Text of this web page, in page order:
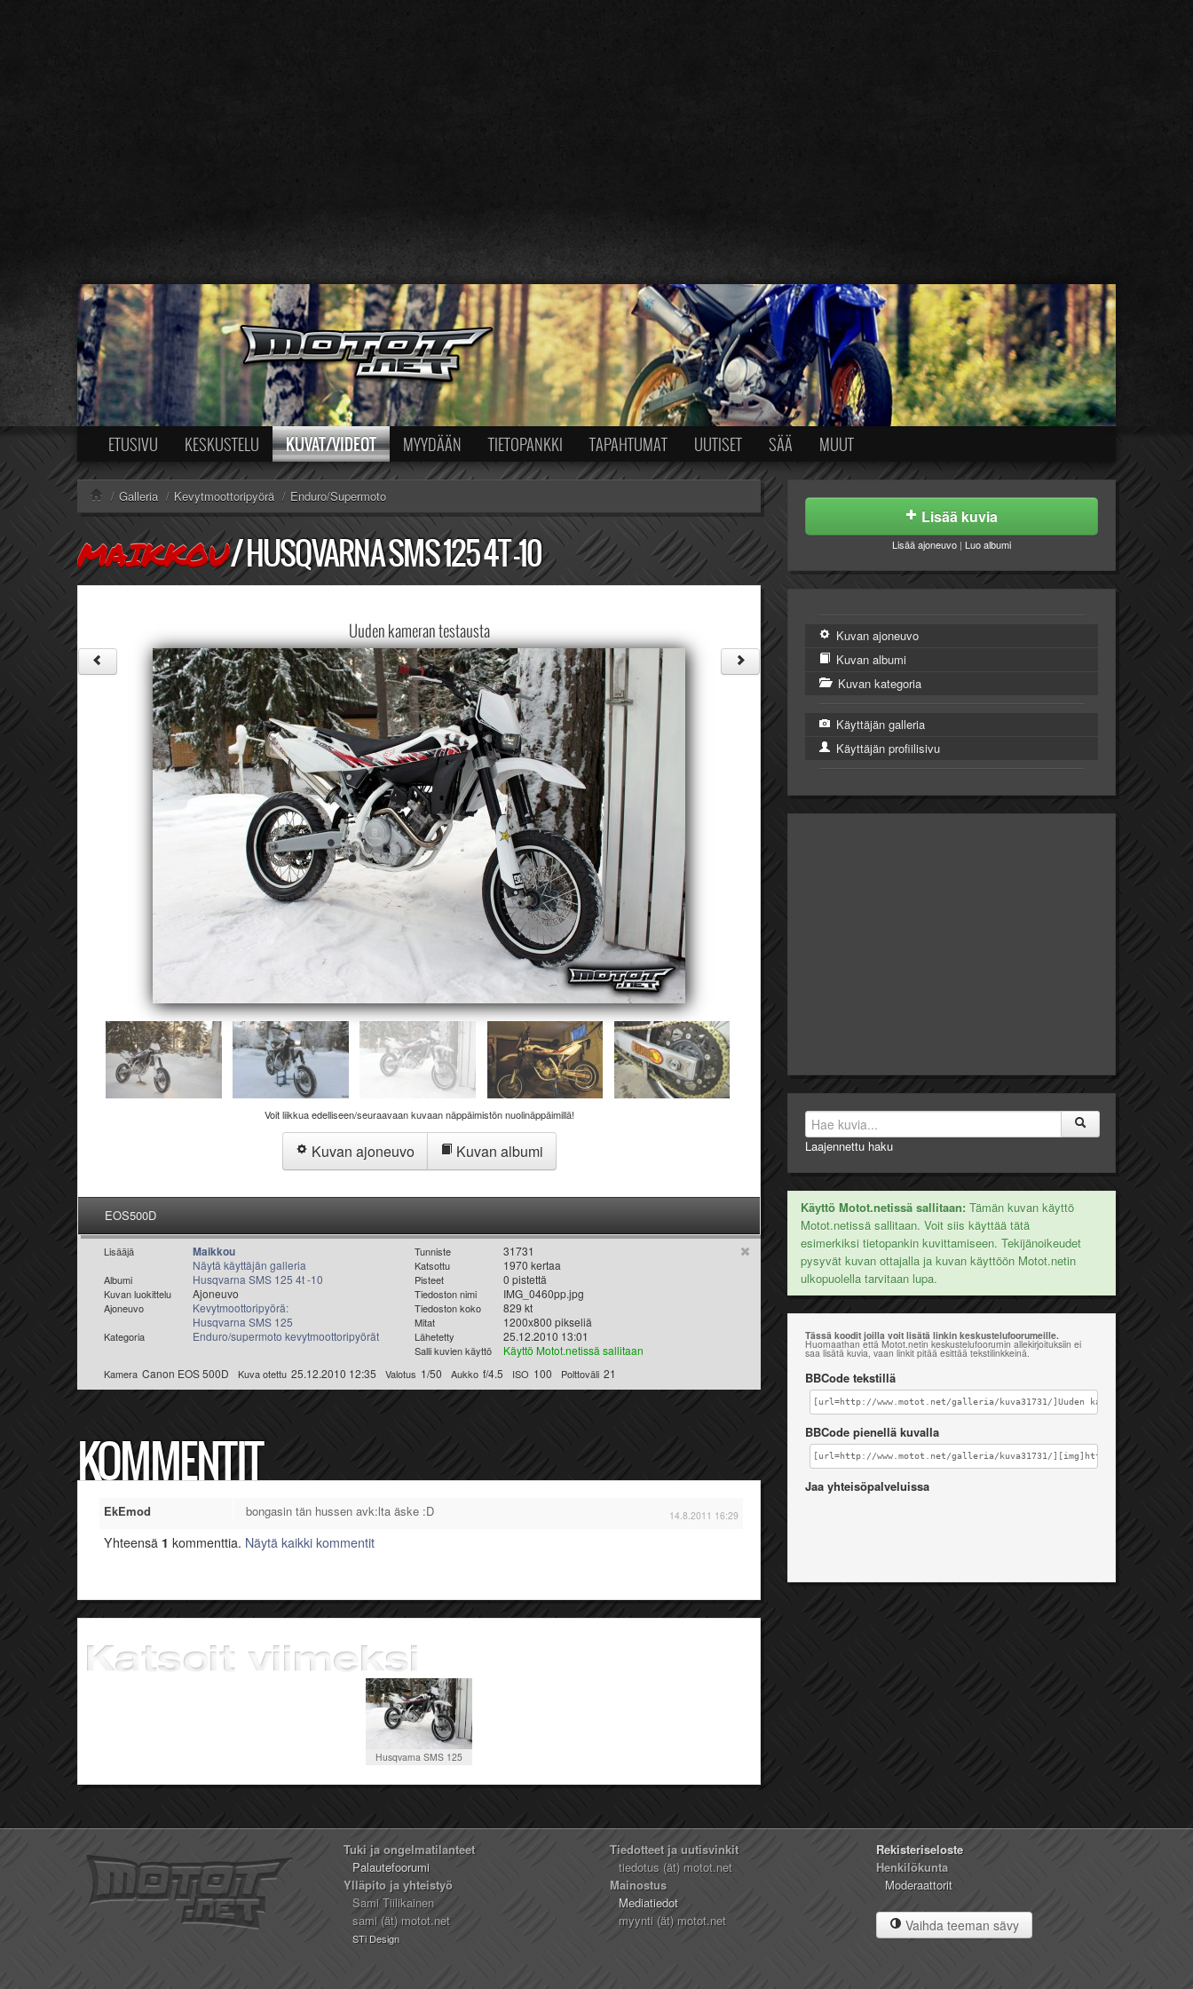
ETUSIVU KESKUSTELU KUVAT/VIDEOT MYYDÄÄN TIETOPANKKI TAPAHTUMAT UUTISET SÄÄ MUUT
/ Galleria / Kevytmoottoripyörä / Enduro/Supermoto
MAIKKOU/HUSQVARNA SMS 125 4T -10
Uuden kameran testausta
Voit liikkua edelliseen/seuraavaan kuvaan näppäimistön nuolinäppäimillä!
Kuvan ajoneuvo Kuvan albumi
EOS500D
Lisääjä Maikkou
Näytä käyttäjän galleria
Albumi Husqvarna SMS 125 4t -10
Kuvan luokittelu Ajoneuvo
Ajoneuvo
Kevytmoottoripyörä:
Husqvarna SMS 125
Kategoria Enduro/supermoto kevytmoottoripyörät
Tunniste 31731
Katsottu 1970 kertaa
Pisteet 0 pistettä
Tiedoston nimi IMG_0460pp.jpg
Tiedoston koko 829 kt
Mitat 1200x800 pikseliä
Lähetetty 25.12.2010 13:01
Salli kuvien käyttö Käyttö Motot.netissä sallitaan
Kamera Canon EOS 500D Kuva otettu 25.12.2010 12:35 Valotus 1/50 Aukko f/4.5 ISO 100 Polttoväli 21
KOMMENTIT
EkEmod bongasin tän hussen avk:lta äske :D 14.8.2011 16:29
Yhteensä 1 kommenttia. Näytä kaikki kommentit
Husqvarna SMS 125
Lisää kuvia
Lisää ajoneuvo | Luo albumi
Kuvan ajoneuvo
Kuvan albumi
Kuvan kategoria
Käyttäjän galleria
Käyttäjän profiilisivu
Laajennettu haku
Käyttö Motot.netissä sallitaan: Tämän kuvan käyttö
Motot.netissä sallitaan. Voit siis käyttää tätä
esimerkiksi tietopankin kuvittamiseen. Tekijänoikeudet
pysyvät kuvan ottajalla ja kuvan käyttöön Motot.netin
ulkopuolella tarvitaan lupa.
Tässä koodit joilla voit lisätä linkin keskustelufoorumeille.
Huomaathan että Motot.netin keskustelufoorumin allekirjoituksiin ei
saa lisätä kuvia, vaan linkit pitää esittää tekstilinkkeinä.
BBCode tekstillä
[url=http://www.motot.net/galleria/kuva31731/]Uuden kameran
BBCode pienellä kuvalla
[url=http://www.motot.net/galleria/kuva31731/][img]http://
Jaa yhteisöpalveluissa
Tuki ja ongelmatilanteet
Palautefoorumi
Ylläpito ja yhteistyö
Sami Tiilikainen
sami (ät) motot.net
STi Design
Tiedotteet ja uutisvinkit
tiedotus (ät) motot.net
Mainostus
Mediatiedot
myynti (ät) motot.net
Rekisteriseloste
Henkilökunta
Moderaattorit
Vaihda teeman sävy